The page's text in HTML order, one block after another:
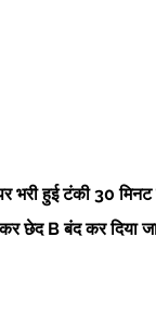
हुई टंकी 30 मिनट
छेद B बंद कर दिया